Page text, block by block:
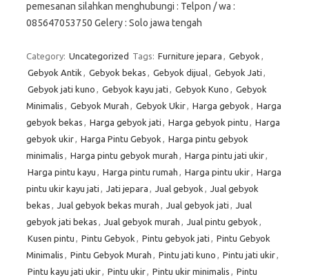
pemesanan silahkan menghubungi : Telpon / wa :
085647053750 Gelery : Solo jawa tengah
Category: Uncategorized Tags: Furniture jepara , Gebyok ,
Gebyok Antik , Gebyok bekas , Gebyok dijual, Gebyok Jati ,
Gebyok jati kuno , Gebyok kayu jati , Gebyok Kuno , Gebyok
Minimalis , Gebyok Murah , Gebyok Ukir, Harga gebyok , Harga
gebyok bekas , Harga gebyok jati , Harga gebyok pintu , Harga
gebyok ukir, Harga Pintu Gebyok , Harga pintu gebyok
minimalis , Harga pintu gebyok murah , Harga pintu jati ukir,
Harga pintu kayu , Harga pintu rumah , Harga pintu ukir, Harga
pintu ukir kayu jati , Jati jepara , Jual gebyok , Jual gebyok
bekas , Jual gebyok bekas murah , Jual gebyok jati , Jual
gebyok jati bekas , Jual gebyok murah , Jual pintu gebyok ,
Kusen pintu , Pintu Gebyok , Pintu gebyok jati , Pintu Gebyok
Minimalis , Pintu Gebyok Murah , Pintu jati kuno , Pintu jati ukir,
Pintu kayu jati ukir, Pintu ukir, Pintu ukir minimalis , Pintu